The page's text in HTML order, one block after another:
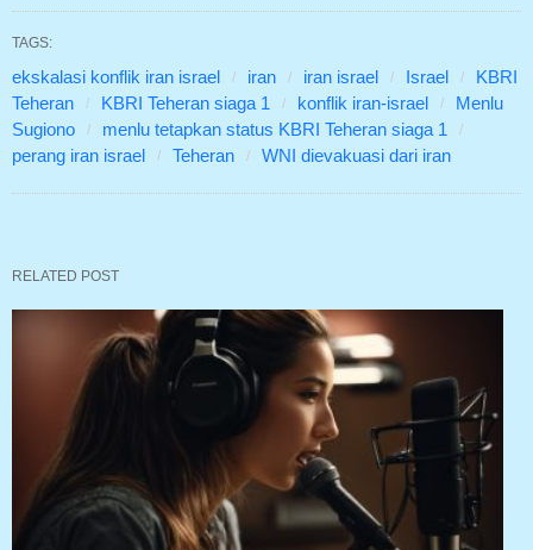
TAGS:
ekskalasi konflik iran israel iran iran israel Israel
KBRI
Teheran
KBRI Teheran siaga 1 konflik iran-israel
Menlu
Sugiono
menlu tetapkan status KBRI Teheran siaga 1
perang iran israel
Teheran WNI dievakuasi dari iran
RELATED POST